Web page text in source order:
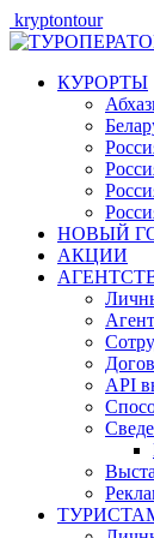
kryptontour
КУРОРТЫ
НОВЫЙ
АКЦИИ
API